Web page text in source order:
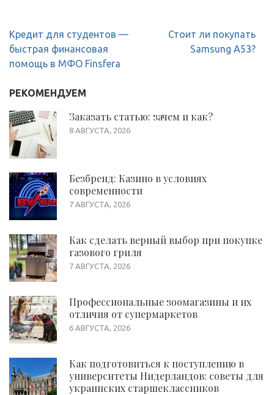
Навигация
по
записям
Кредит для студентов —
быстрая финансовая
помощь в МФО Finsfera
Стоит ли покупать
Samsung A53?
РЕКОМЕНДУЕМ
Заказать статью: зачем и как?
8 АВГУСТА, 2026
Безбренд: Казино в условиях
современности
7 АВГУСТА, 2026
Как сделать верный выбор при покупке
газового гриля
7 АВГУСТА, 2026
Профессиональные зоомагазины и их
отличия от супермаркетов
6 АВГУСТА, 2026
Как подготовиться к поступлению в
университеты Нидерландов: советы для
украинских старшеклассников